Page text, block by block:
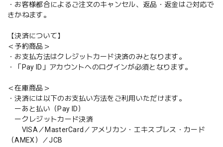
・お客様都合によるご注文のキャンセル、返品・返金はご対応で
きかねます。
【決済について】
＜予約商品＞
・お支払方法はクレジットカード決済のみとなります。
・「Pay ID」アカウントへのログインが必須となります。
＜在庫商品＞
・決済には以下のお支払い方法をご利用いただけます。
ーあと払い（Pay ID）
ークレジットカード決済
VISA／MasterCard／アメリカン・エキスプレス・カード
（AMEX）／JCB